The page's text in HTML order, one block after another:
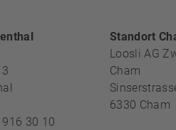
30 10
Standort
Loosli AG
Cham
6330 Cham